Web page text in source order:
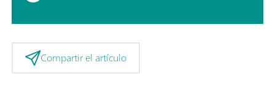
Compartir el artículo